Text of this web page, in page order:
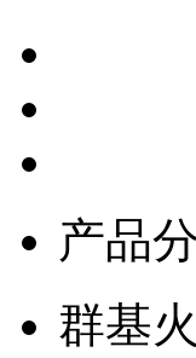
产品
群基